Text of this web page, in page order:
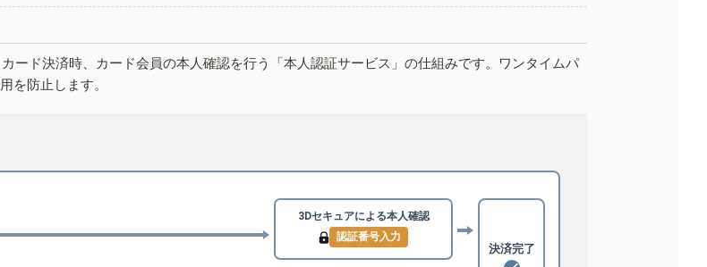
ード決済時、カード会員の本人確認を行う「本人認証サービス」の仕組みです。ワンタイムパ
を防止します。
3Dセキュアによる本人確認
認証番号入力
決済完了